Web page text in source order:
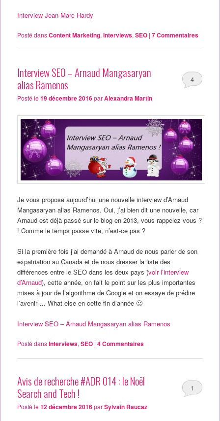
Interview Jean-Marc Hardy
Posté dansContent Marketing, Interviews, SEO | 7Commentaires
Interview SEO – Arnaud Mangasaryan
alias Ramenos
Posté le 19 décembre 2016parAlexandra Martin
4
Je vous propose aujourd’hui une nouvelle interview d’Arnaud
Mangasaryan alias Ramenos. Oui, j’ai bien dit une nouvelle, car
Arnaud est déjà passé sur le blog en 2013, vous rappelez vous ?
! Comme le temps passe vite, n’est-ce pas ?
Si la première fois j’ai demandé à Arnaud de nous parler de son
expatriation au Canada et de nous dresser la liste des
différences entre le SEO dans les deux pays (voir l’interview
d’Arnaud), cette année, on fait le point sur les plus importantes
mises à jour de l’algorithme de Google et on essaye de prédire
l’avenir … What else en cette fin d’année 🙂
Interview SEO – Arnaud Mangasaryan alias Ramenos
Posté dansInterviews, SEO | 4Commentaires
Avis de recherche #ADR 014 : le Noël
Search and Tech !
Posté le 12 décembre 2016parSylvain Raucaz
1